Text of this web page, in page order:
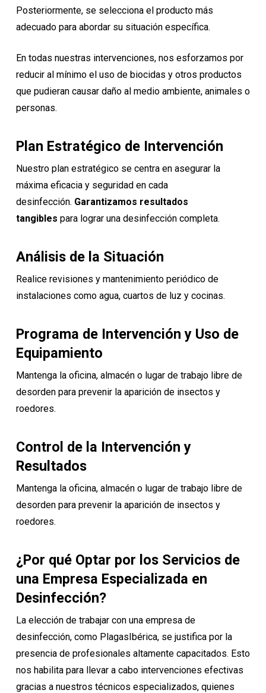
Posteriormente, se selecciona el producto más
adecuado para abordar su situación específica.
En todas nuestras intervenciones, nos esforzamos por
reducir al mínimo el uso de biocidas y otros productos
que pudieran causar daño al medio ambiente, animales o
personas.
Plan Estratégico de Intervención
Nuestro plan estratégico se centra en asegurar la
máxima eficacia y seguridad en cada
desinfección. Garantizamos resultados
tangibles para lograr una desinfección completa.
Análisis de la Situación
Realice revisiones y mantenimiento periódico de
instalaciones como agua, cuartos de luz y cocinas.
Programa de Intervención y Uso de
Equipamiento
Mantenga la oficina, almacén o lugar de trabajo libre de
desorden para prevenir la aparición de insectos y
roedores.
Control de la Intervención y
Resultados
Mantenga la oficina, almacén o lugar de trabajo libre de
desorden para prevenir la aparición de insectos y
roedores.
¿Por qué Optar por los Servicios de
una Empresa Especializada en
Desinfección?
La elección de trabajar con una empresa de
desinfección, como PlagasIbérica, se justifica por la
presencia de profesionales altamente capacitados. Esto
nos habilita para llevar a cabo intervenciones efectivas
gracias a nuestros técnicos especializados, quienes